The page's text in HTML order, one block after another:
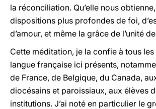
la réconciliation. Qu’elle nous
dispositions plus profondes de foi,
d’amour, et même la grâce de l’unité
Cette méditation, je la confie à tous
langue française ici présents,
de France, de Belgique, du Canada,
diocésains et paroissiaux, aux élèves
institutions. J’ai noté en particulier le